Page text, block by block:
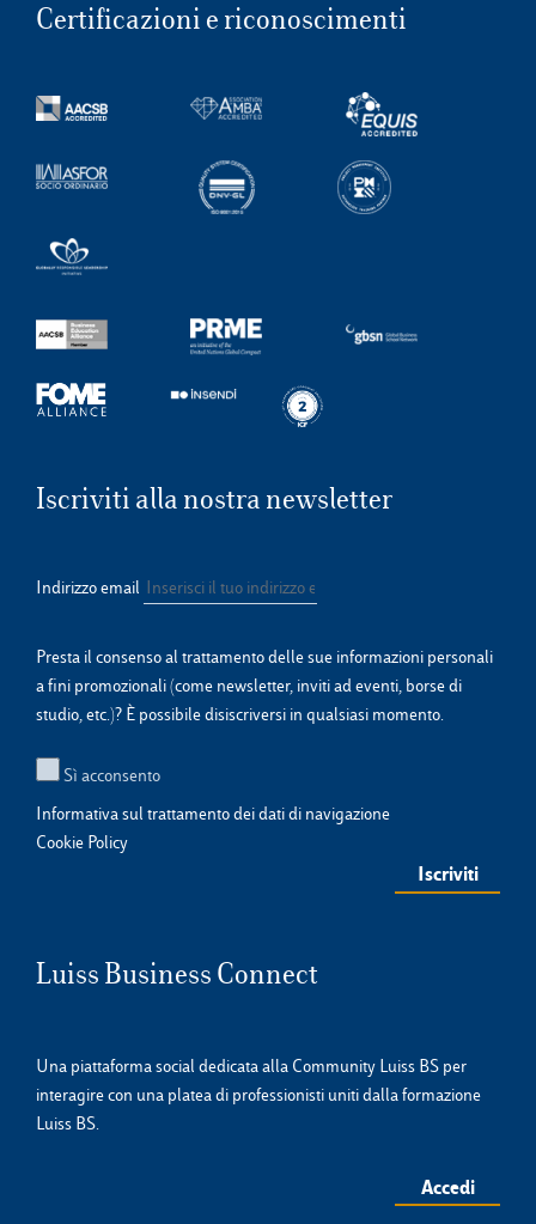
Roma
Belluno
Amsterdam
Luiss.it Alumni
Certificazioni e riconoscimenti
Iscriviti alla nostra newsletter
Indirizzo email
Presta il consenso al trattamento delle sue informazioni personali
a fini promozionali (come newsletter, inviti ad eventi, borse di
studio, etc.)? È possibile disiscriversi in qualsiasi momento.
Sì acconsento
Informativa sul trattamento dei dati di navigazione
Cookie Policy
Luiss Business Connect
Una piattaforma social dedicata alla Community Luiss BS per
interagire con una platea di professionisti uniti dalla formazione
Luiss BS.
Accedi